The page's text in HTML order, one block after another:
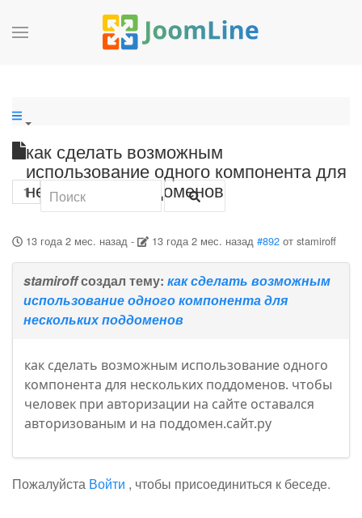
как сделать возможным
использование одного компонента для
нескольких поддоменов
1
13 года 2 мес. назад- 13 года 2 мес. назад #892 отstamiroff
stamiroffсоздал тему: как сделать возможным
использование одного компонента для
нескольких поддоменов
как сделать возможным использование одного
компонента для нескольких поддоменов. чтобы
человек при авторизации на сайте оставался
авторизованым и на поддомен.сайт.ру
Пожалуйста Войти , чтобы присоединиться к беседе.